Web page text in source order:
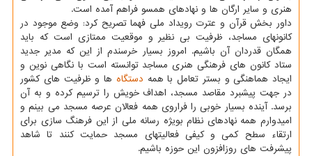
هنری و سایر ارگان ها و نهادهای همسو فراهم آمده است.
داور بخش قرآن و عترت رویداد ملی فهما تصریح كرد: وضع موجود در
كانونهای مساجد، ظرفیت بی نظیر و موقعیت ممتازی است كه باید
همگان قدردان آن باشیم. امروز بسیار خرسندم از این كه مدیر جدید
ستاد كانون های فرهنگی هنری مساجد توانسته است با نگاهی نوین و
ایجاد هماهنگی و بستر تعامل با همه دستگاه ها و ظرفیت های كشور
در جهت پیشبرد مقاصد مسجد، اهداف خویش را ترسیم كرده و به آن
برسد. آینده بسیار خوبی را فراروی همه فعالان عرصه مسجد می بینم و
امیدوارم همه نهادهای نظام بویژه رسانه ملی از این فرهنگ سازی برای
ارتقاء سطح كمی و كیفی فعالیتهای مسجد حمایت كنند تا شاهد
پیشرفت های روزافزون این حوزه باشیم.